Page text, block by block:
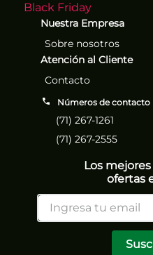
Black Friday
Nuestra Empresa
Sobre nosotros
Atención al Cliente
Contacto
Números de contacto
(71) 267-1261
(71) 267-2555
Los
ofertas